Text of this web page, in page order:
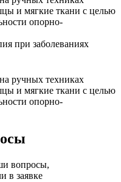
и мягкие ткани с целью
опорно-
при заболеваниях
ручных техниках
и мягкие ткани с целью
опорно-
вопросы,
в заявке